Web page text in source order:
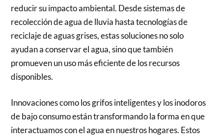
reducir su impacto ambiental. Desde sistemas de
recolección de agua de lluvia hasta tecnologías de
reciclaje de aguas grises, estas soluciones no solo
ayudan a conservar el agua, sino que también
promueven un uso más eficiente de los recursos
disponibles.
Innovaciones como los grifos inteligentes y los inodoros
de bajo consumo están transformando la forma en que
interactuamos con el agua en nuestros hogares. Estos